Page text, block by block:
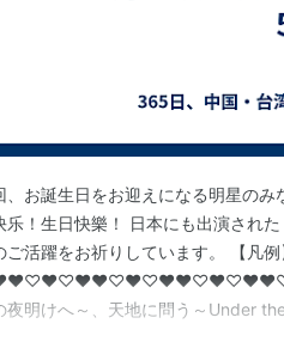
、お誕生日をお迎えになる明星の
乐！生日快樂！ 日本にも出演され
ご活躍をお祈りしています。 【凡例
夜明けへ～、天地に問う～Under